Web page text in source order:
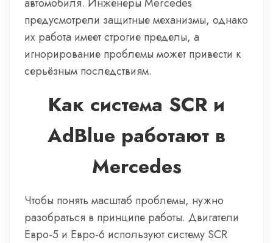
предусмотрели защитные механизмы, однако
их работа имеет строгие пределы, а
игнорирование проблемы может привести к
серьёзным последствиям.
Как система SCR и
AdBlue работают в
Mercedes
Чтобы понять масштаб проблемы, нужно
разобраться в принципе работы. Двигатели
Евро-5 и Евро-6 используют систему SCR